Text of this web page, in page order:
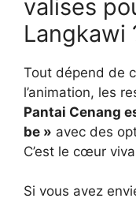
valises
Langkawi
Tout dépend de
l’animation, les
Pantai Cenang
be » avec des
C’est le cœur
Si vous avez